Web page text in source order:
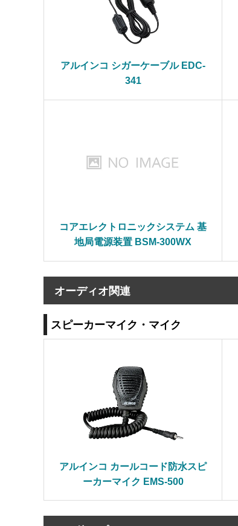
アルインコ シガーケーブル EDC-
341
コアエレクトロニックシステム 基
地局電源装置 BSM-300WX
オーディオ関連
スピーカーマイク・マイク
アルインコ カールコード防水スピ
ーカーマイク EMS-500